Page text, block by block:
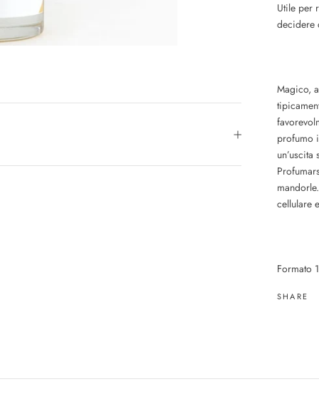
Utile per
decidere
Magico,
profumo
cellulare
Formato
SHARE